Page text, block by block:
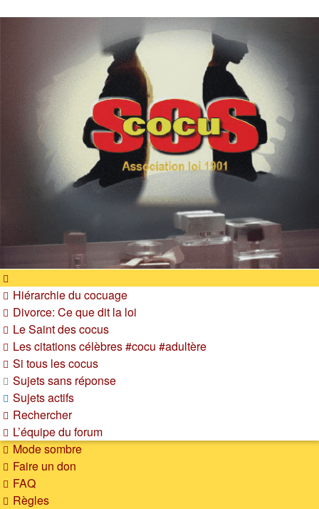
SOS cocu
SOS cocu est une association loi 1901 dont l'objet est le
soutien aux victimes d'adultère. Pouvoir parler, se confier,
recevoir un soutien moral pour traverser une situation
personnelle douloureuse
Hiérarchie du cocuage
Divorce: Ce que dit la loi
Le Saint des cocus
Les citations célèbres #cocu #adultère
Si tous les cocus
Sujets sans réponse
Sujets actifs
Rechercher
L’équipe du forum
Mode sombre
Faire un don
FAQ
Règles